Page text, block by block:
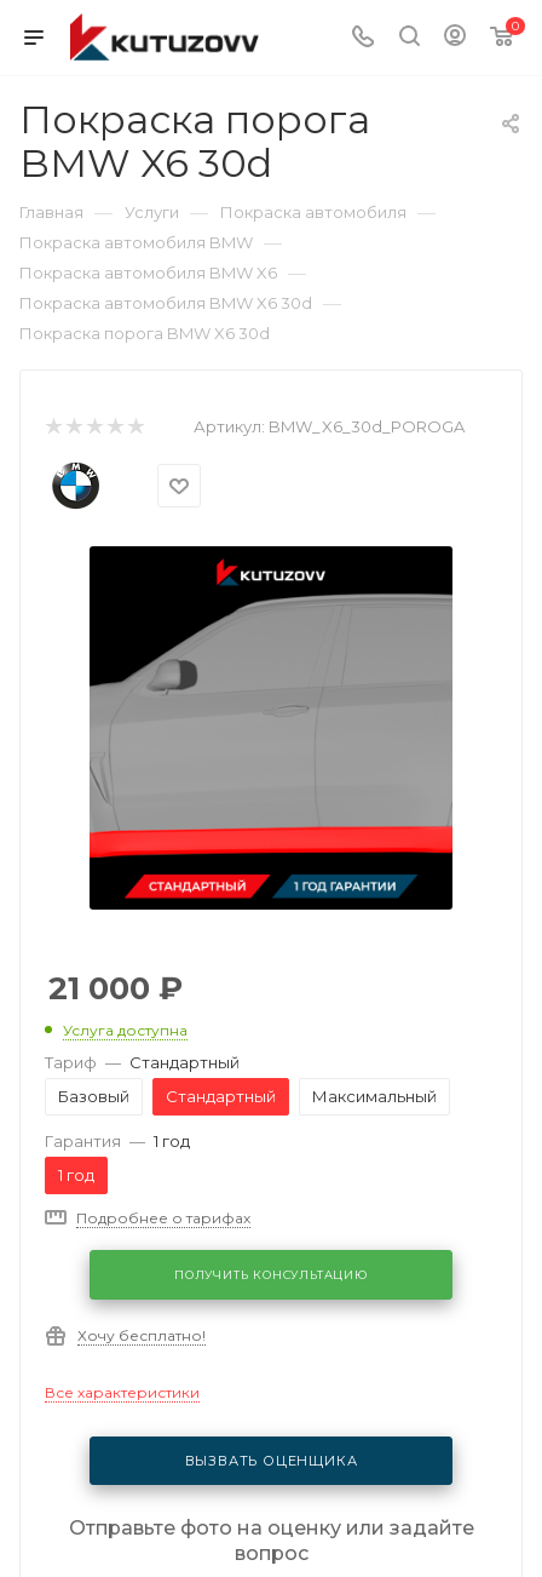
0
Покраска порога
BMW X6 30d
Главная — Услуги — Покраска автомобиля —
Покраска автомобиля BMW —
Покраска автомобиля BMW X6 —
Покраска автомобиля BMW X6 30d —
Покраска порога BMW X6 30d
Артикул: BMW_X6_30d_POROGA
21 000 ₽
Услуга доступна
Тариф — Стандартный
Базовый
Стандартный Максимальный
Гарантия — 1 год
1 год
Подробнее о тарифах
ПОЛУЧИТЬ КОНСУЛЬТАЦИЮ
Хочу бесплатно!
Все характеристики
ВЫЗВАТЬ ОЦЕНЩИКА
Отправьте фото на оценку или задайте
вопрос